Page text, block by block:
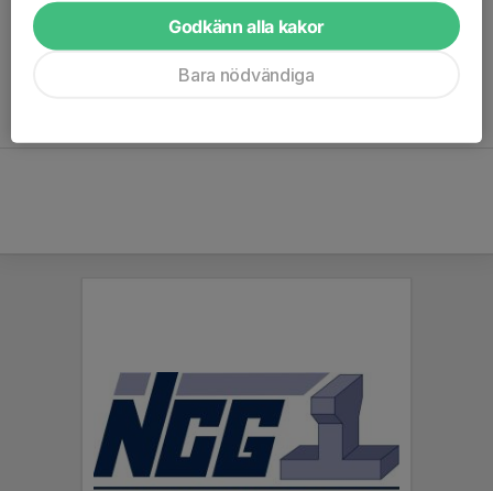
Kamplaget oavsett ålder: 1399 kronor.
Familj: 1499 kronor.
Betalar du via epassi är alltid den summan du betalar oavsett
Godkänn alla kakor
Bara nödvändiga